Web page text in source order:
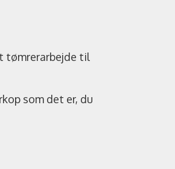
tømrerarbejde til
som det er, du